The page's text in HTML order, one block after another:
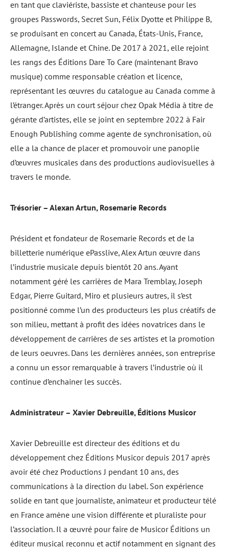
en tant que claviériste, bassiste et chanteuse pour les
groupes Passwords, Secret Sun, Félix Dyotte et Philippe B,
se produisant en concert au Canada, États-Unis, France,
Allemagne, Islande et Chine. De 2017 à 2021, elle rejoint
les rangs des Éditions Dare To Care (maintenant Bravo
musique) comme responsable création et licence,
représentant les œuvres du catalogue au Canada comme à
l’étranger. Après un court séjour chez Opak Média à titre de
gérante d’artistes, elle se joint en septembre 2022 à Fair
Enough Publishing comme agente de synchronisation, où
elle a la chance de placer et promouvoir une panoplie
d’œuvres musicales dans des productions audiovisuelles à
travers le monde.
Trésorier – Alexan Artun, Rosemarie Records
Président et fondateur de Rosemarie Records et de la
billetterie numérique ePasslive, Alex Artun œuvre dans
l’industrie musicale depuis bientôt 20 ans. Ayant
notamment géré les carrières de Mara Tremblay, Joseph
Edgar, Pierre Guitard, Miro et plusieurs autres, il s’est
positionné comme l’un des producteurs les plus créatifs de
son milieu, mettant à profit des idées novatrices dans le
développement de carrières de ses artistes et la promotion
de leurs oeuvres. Dans les dernières années, son entreprise
a connu un essor remarquable à travers l’industrie où il
continue d’enchainer les succès.
Administrateur – Xavier Debreuille, Éditions Musicor
Xavier Debreuille est directeur des éditions et du
développement chez Éditions Musicor depuis 2017 après
avoir été chez Productions J pendant 10 ans, des
communications à la direction du label. Son expérience
solide en tant que journaliste, animateur et producteur télé
en France amène une vision différente et pluraliste pour
l’association. Il a œuvré pour faire de Musicor Éditions un
éditeur musical reconnu et actif notamment en signant des